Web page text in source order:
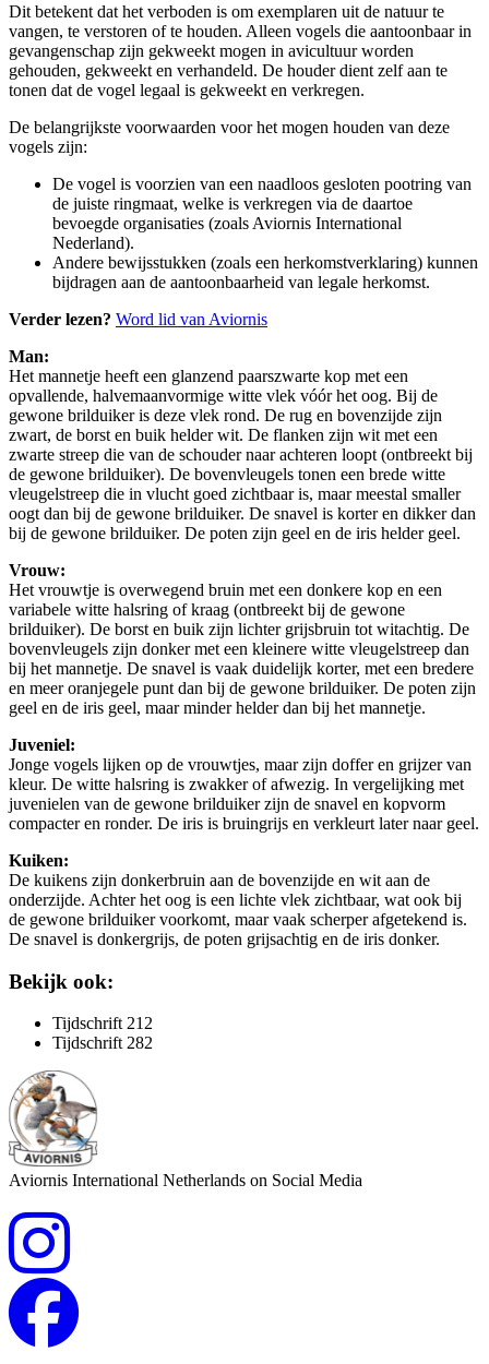
Dit betekent dat het verboden is om exemplaren uit de natuur te
vangen, te verstoren of te houden. Alleen vogels die aantoonbaar in
gevangenschap zijn gekweekt mogen in avicultuur worden
gehouden, gekweekt en verhandeld. De houder dient zelf aan te
tonen dat de vogel legaal is gekweekt en verkregen.
De belangrijkste voorwaarden voor het mogen houden van deze
vogels zijn:
De vogel is voorzien van een naadloos gesloten pootring van
de juiste ringmaat, welke is verkregen via de daartoe
bevoegde organisaties (zoals Aviornis International
Nederland).
Andere bewijsstukken (zoals een herkomstverklaring) kunnen
bijdragen aan de aantoonbaarheid van legale herkomst.
Verder lezen? Word lid van Aviornis
Man:
Het mannetje heeft een glanzend paarszwarte kop met een
opvallende, halvemaanvormige witte vlek vóór het oog. Bij de
gewone brilduiker is deze vlek rond. De rug en bovenzijde zijn
zwart, de borst en buik helder wit. De flanken zijn wit met een
zwarte streep die van de schouder naar achteren loopt (ontbreekt bij
de gewone brilduiker). De bovenvleugels tonen een brede witte
vleugelstreep die in vlucht goed zichtbaar is, maar meestal smaller
oogt dan bij de gewone brilduiker. De snavel is korter en dikker dan
bij de gewone brilduiker. De poten zijn geel en de iris helder geel.
Vrouw:
Het vrouwtje is overwegend bruin met een donkere kop en een
variabele witte halsring of kraag (ontbreekt bij de gewone
brilduiker). De borst en buik zijn lichter grijsbruin tot witachtig. De
bovenvleugels zijn donker met een kleinere witte vleugelstreep dan
bij het mannetje. De snavel is vaak duidelijk korter, met een bredere
en meer oranjegele punt dan bij de gewone brilduiker. De poten zijn
geel en de iris geel, maar minder helder dan bij het mannetje.
Juveniel:
Jonge vogels lijken op de vrouwtjes, maar zijn doffer en grijzer van
kleur. De witte halsring is zwakker of afwezig. In vergelijking met
juvenielen van de gewone brilduiker zijn de snavel en kopvorm
compacter en ronder. De iris is bruingrijs en verkleurt later naar geel.
Kuiken:
De kuikens zijn donkerbruin aan de bovenzijde en wit aan de
onderzijde. Achter het oog is een lichte vlek zichtbaar, wat ook bij
de gewone brilduiker voorkomt, maar vaak scherper afgetekend is.
De snavel is donkergrijs, de poten grijsachtig en de iris donker.
Bekijk ook:
Tijdschrift 212
Tijdschrift 282
Aviornis International Netherlands on Social Media